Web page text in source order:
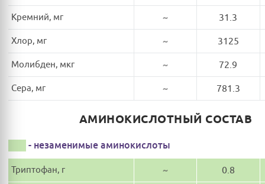
Кремний, мг ~ 31.3
Хлор, мг ~ 3125
Молибден, мкг ~ 72.9
Сера, мг ~ 781.3
АМИНОКИСЛОТНЫЙ СОСТАВ
- незаменимые аминокислоты
Триптофан, г ~ 0.8